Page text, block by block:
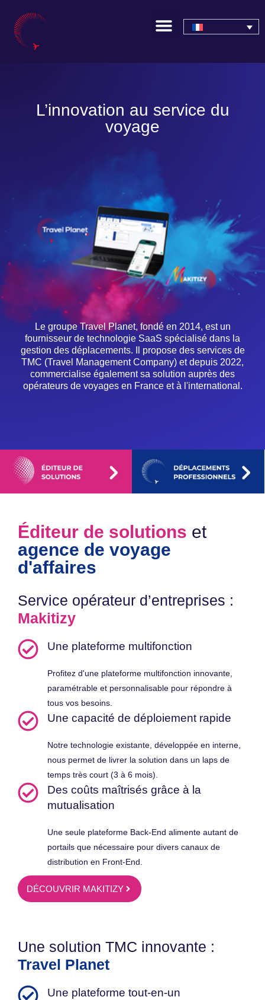
L’innovation au service du
voyage
Le groupe Travel Planet, fondé en 2014, est un
fournisseur de technologie SaaS spécialisé dans la
gestion des déplacements. Il propose des services de
TMC (Travel Management Company) et depuis 2022,
commercialise également sa solution auprès des
opérateurs de voyages en France et à l'international.
Éditeur de solutions et
agence de voyage
d'affaires
Service opérateur d’entreprises :
Makitizy
Une plateforme multifonction
Profitez d'une plateforme multifonction innovante,
paramétrable et personnalisable pour répondre à
tous vos besoins.
Une capacité de déploiement rapide
Notre technologie existante, développée en interne,
nous permet de livrer la solution dans un laps de
temps très court (3 à 6 mois).
Des coûts maîtrisés grâce à la
mutualisation
Une seule plateforme Back-End alimente autant de
portails que nécessaire pour divers canaux de
distribution en Front-End.
DÉCOUVRIR MAKITIZY
Une solution TMC innovante :
Travel Planet
Une plateforme tout-en-un